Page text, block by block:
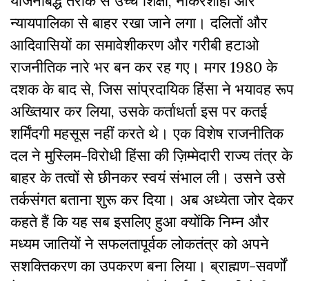
न्यायपालिका से बाहर रखा जाने लगा। दलितों और
आदिवासियों का समावेशीकरण और गरीबी हटाओ
राजनीतिक नारे भर बन कर रह गए। मगर 1980 के
दशक के बाद से, जिस सांप्रदायिक हिंसा ने भयावह रूप
अख्तियार कर लिया, उसके कर्ताधर्ता इस पर कतई
शर्मिंदगी महसूस नहीं करते थे। एक विशेष राजनीतिक
दल ने मुस्लिम-विरोधी हिंसा की ज़िम्मेदारी राज्य तंत्र के
बाहर के तत्वों से छीनकर स्वयं संभाल ली। उसने उसे
तर्कसंगत बताना शुरू कर दिया। अब अध्येता जोर देकर
कहते हैं कि यह सब इसलिए हुआ क्योंकि निम्न और
मध्यम जातियों ने सफलतापूर्वक लोकतंत्र को अपने
सशक्तिकरण का उपकरण बना लिया। ब्राह्मण-सवर्णों